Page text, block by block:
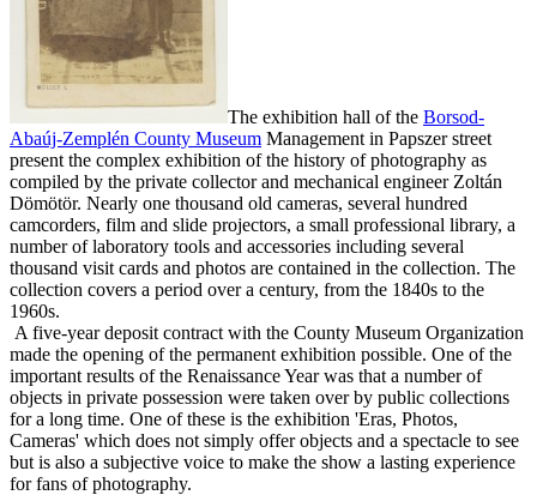
The exhibition hall of the Borsod-
Abaúj-Zemplén County Museum Management in Papszer street
present the complex exhibition of the history of photography as
compiled by the private collector and mechanical engineer Zoltán
Dömötör. Nearly one thousand old cameras, several hundred
camcorders, film and slide projectors, a small professional library, a
number of laboratory tools and accessories including several
thousand visit cards and photos are contained in the collection. The
collection covers a period over a century, from the 1840s to the
1960s.
A five-year deposit contract with the County Museum Organization
made the opening of the permanent exhibition possible. One of the
important results of the Renaissance Year was that a number of
objects in private possession were taken over by public collections
for a long time. One of these is the exhibition 'Eras, Photos,
Cameras' which does not simply offer objects and a spectacle to see
but is also a subjective voice to make the show a lasting experience
for fans of photography.